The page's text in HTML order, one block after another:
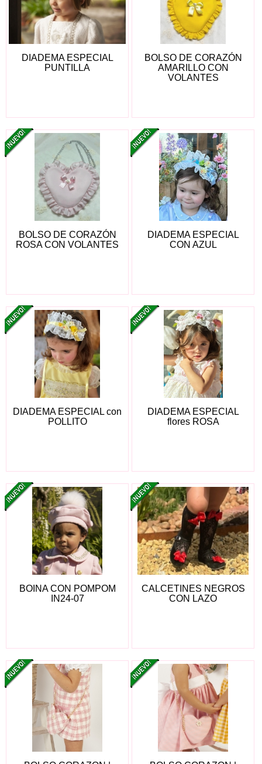
DIADEMA ESPECIAL
PUNTILLA
BOLSO DE CORAZÓN
AMARILLO CON
VOLANTES
BOLSO DE CORAZÓN
ROSA CON VOLANTES
DIADEMA ESPECIAL
CON AZUL
DIADEMA ESPECIAL con
POLLITO
DIADEMA ESPECIAL
flores ROSA
BOINA CON POMPOM
IN24-07
CALCETINES NEGROS
CON LAZO